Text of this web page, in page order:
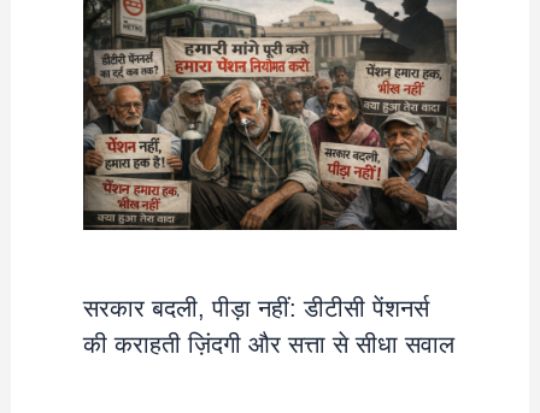
सरकार बदली, पीड़ा नहीं: डीटीसी पेंशनर्स
की कराहती ज़िंदगी और सत्ता से सीधा सवाल